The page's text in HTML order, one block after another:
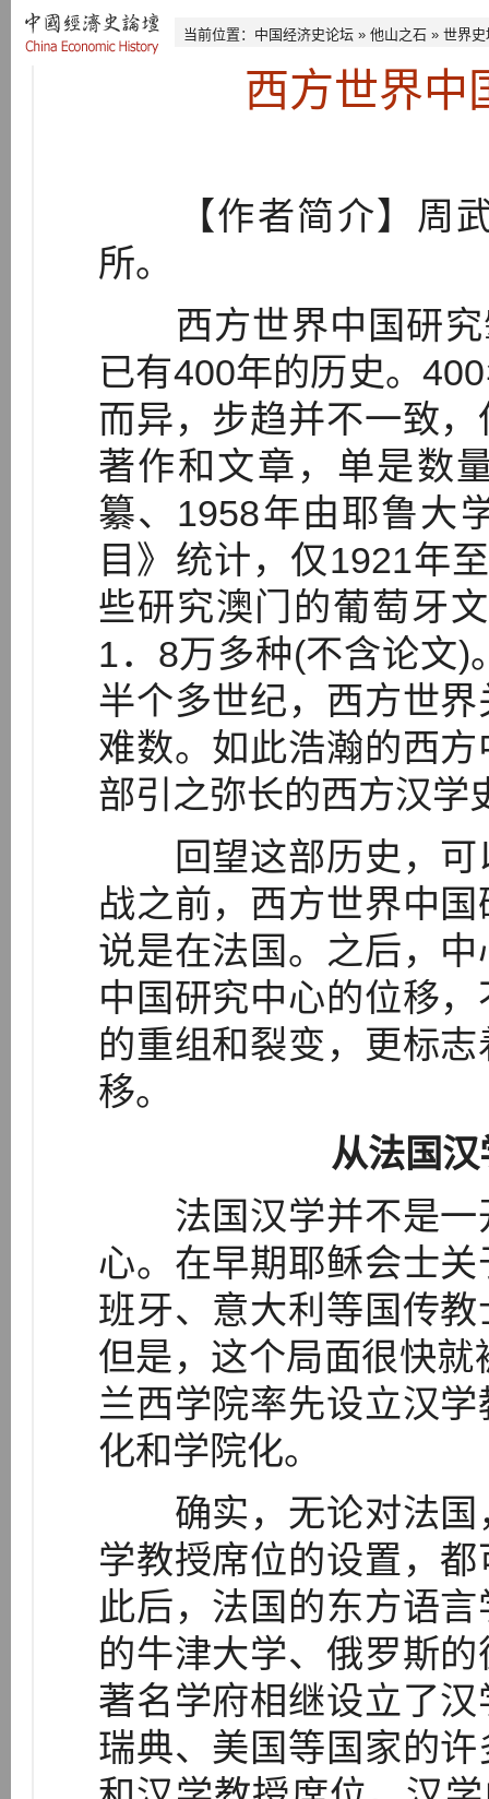
当前位置： 中国经济史论坛 » 他山之石 » 世界史
西方世界中
【作者简介】周武
所。
西方世界中国研究
已有400年的历史。
而异，步趋并不一致
著作和文章，单是数
纂、1958年由耶鲁大
目》统计，仅1921年
些研究澳门的葡萄牙
1．8万多种(不含论文)
半个多世纪，西方世
难数。如此浩瀚的西
部引之弥长的西方汉学
回望这部历史，可
战之前，西方世界中
说是在法国。之后，
中国研究中心的位移
的重组和裂变，更标
移。
从法国
法国汉学并不是一
心。在早期耶稣会士
班牙、意大利等国传
但是，这个局面很快
兰西学院率先设立汉
化和学院化。
确实，无论对法国
学教授席位的设置，
此后，法国的东方语
的牛津大学、俄罗斯
著名学府相继设立了
瑞典、美国等国家的